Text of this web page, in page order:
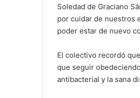
Soledad de Graciano
por cuidar de nuestros
poder estar de nuevo
El colectivo recordó
que seguir
antibacterial y la sana